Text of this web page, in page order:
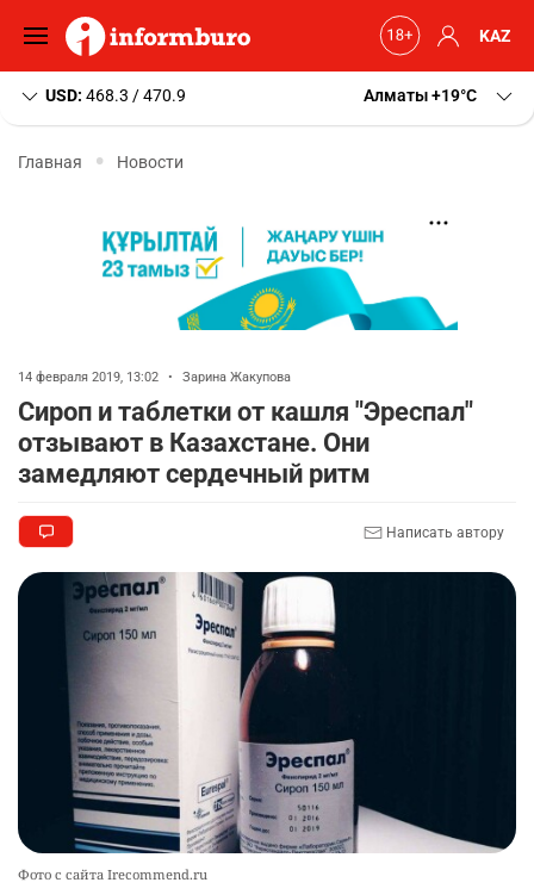
KAZ
USD: 468.3 / 470.9 Алматы+19 C
Главная Новости
14 февраля 2019, 13:02 • Зарина Жакупова
Сироп и таблетки от кашля "Эреспал"
отзывают в Казахстане. Они
замедляют сердечный ритм
Написать автору
Фото с сайта Irecommend.ru